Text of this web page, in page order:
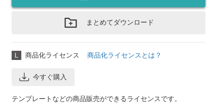
まとめてダウンロード
L 商品化ライセンス 商品化ライセンスとは？
今すぐ購入
テンプレートなどの商品販売ができるライセンスです。